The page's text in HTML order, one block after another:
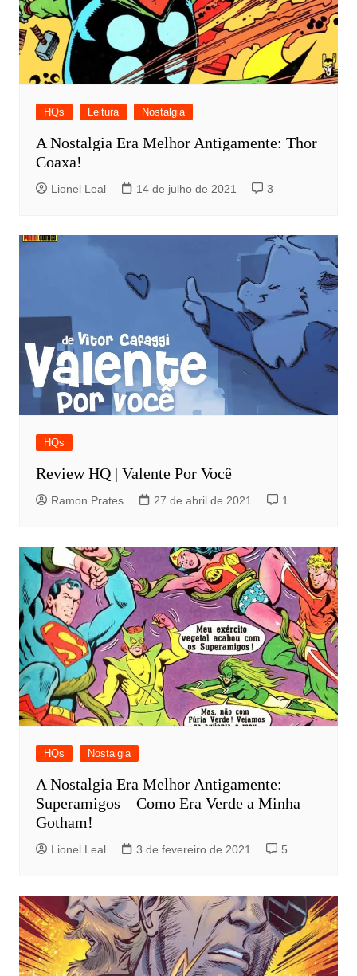
HQs Leitura Nostalgia
A Nostalgia Era Melhor Antigamente: Thor
Coaxa!
Lionel Leal 14 de julho de 2021 3
HQs
Review HQ | Valente Por Você
Ramon Prates 27 de abril de 2021 1
HQs Nostalgia
A Nostalgia Era Melhor Antigamente:
Superamigos – Como Era Verde a Minha
Gotham!
Lionel Leal 3 de fevereiro de 2021 5